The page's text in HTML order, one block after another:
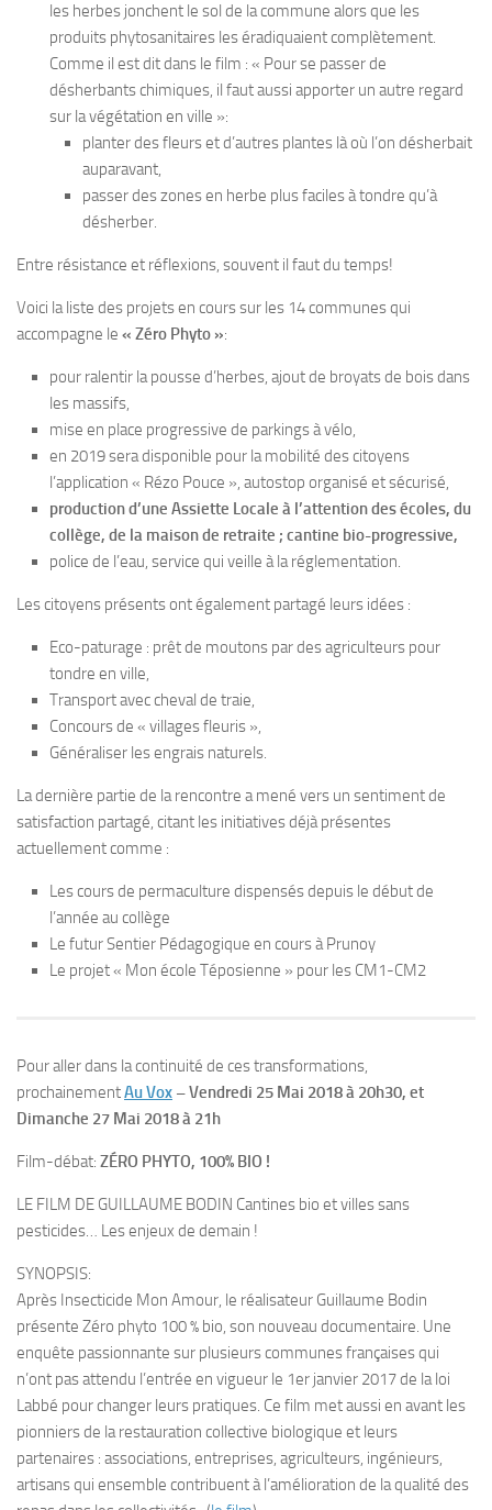
les herbes jonchent le sol de la commune alors que les
produits phytosanitaires les éradiquaient complètement.
Comme il est dit dans le film : « Pour se passer de
désherbants chimiques, il faut aussi apporter un autre regard
sur la végétation en ville »:
planter des fleurs et d’autres plantes là où l’on désherbait
auparavant,
passer des zones en herbe plus faciles à tondre qu’à
désherber.
Entre résistance et réflexions, souvent il faut du temps!
Voici la liste des projets en cours sur les 14 communes qui
accompagne le « Zéro Phyto »:
pour ralentir la pousse d’herbes, ajout de broyats de bois dans
les massifs,
mise en place progressive de parkings à vélo,
en 2019 sera disponible pour la mobilité des citoyens
l’application « Rézo Pouce », autostop organisé et sécurisé,
production d’une Assiette Locale à l’attention des écoles, du
collège, de la maison de retraite ; cantine bio-progressive,
police de l’eau, service qui veille à la réglementation.
Les citoyens présents ont également partagé leurs idées :
Eco-paturage : prêt de moutons par des agriculteurs pour
tondre en ville,
Transport avec cheval de traie,
Concours de « villages fleuris »,
Généraliser les engrais naturels.
La dernière partie de la rencontre a mené vers un sentiment de
satisfaction partagé, citant les initiatives déjà présentes
actuellement comme :
Les cours de permaculture dispensés depuis le début de
l’année au collège
Le futur Sentier Pédagogique en cours à Prunoy
Le projet « Mon école Téposienne » pour les CM1-CM2
Pour aller dans la continuité de ces transformations,
prochainementAu Vox – Vendredi 25 Mai 2018 à 20h30, et
Dimanche 27 Mai 2018 à 21h
Film-débat: ZÉRO PHYTO, 100% BIO !
LE FILM DE GUILLAUME BODIN Cantines bio et villes sans
pesticides… Les enjeux de demain !
SYNOPSIS:
Après Insecticide Mon Amour, le réalisateur Guillaume Bodin
présente Zéro phyto 100 % bio, son nouveau documentaire. Une
enquête passionnante sur plusieurs communes françaises qui
n’ont pas attendu l’entrée en vigueur le 1er janvier 2017 de la loi
Labbé pour changer leurs pratiques. Ce film met aussi en avant les
pionniers de la restauration collective biologique et leurs
partenaires : associations, entreprises, agriculteurs, ingénieurs,
artisans qui ensemble contribuent à l’amélioration de la qualité des